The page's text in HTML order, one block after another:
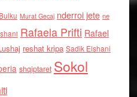
Murat Gecaj nderroi jete ne
Rafaela Prifti Rafael
reshat kripa Sadik Elshani
shqiptaret Sokol